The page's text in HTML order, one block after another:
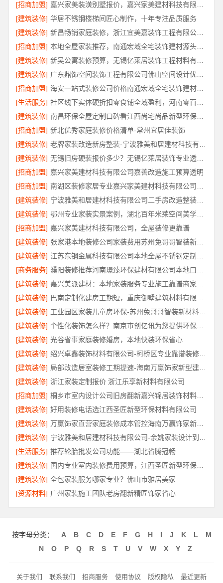
[招商加盟]
[建筑装修] 华居不锈钢楼梯间匠心制作，十年专注品质服务
[建筑装修]
新昌畅销家庭装修，浙江宜美嘉装饰工程有限公司品质保障
[招商加盟]
本地全屋家装推荐，南通宏域全宅装饰建材源头品控保障
[建筑装修]
[建筑装修]
广东鼎饰空间装饰工程有限公司佛山空间设计优惠活动
[招商加盟]
海安一站式装修公司价格南通宏域全宅装饰建材有限公司
[生活服务]
[建筑装修]
南昌环保全屋定制口碑看江西尚宅尚品新型环保材料有限公司
[招商加盟] 新北优秀家庭装修价格清单-常州宜居佳装饰
[建筑装修]
[建筑装修]
无锡旧房硬装报价多少？无锡亿莱居装饰专业透明报价
[招商加盟] 嘉兴家美建材科技有限公司嘉善改造施工预算透明
[招商加盟]
[建筑装修]
宁波雅美和居建材科技有限公司二手房改造整装服务
[建筑装修]
鄂州专业家装实景案例，湖北百年米莱空间美学装饰材料有限公司
[招商加盟] 嘉兴家美建材科技有限公司，全屋装修更靠谱
[建筑装修]
张家港本地装修公司家装费用苏州兔哥哥智装新材料有限公司省心
[建筑装修]
[商务服务]
[建筑装修]
[建筑装修]
[建筑装修]
工业园区家装儿童房环保-苏州兔哥哥智装新材料有限公司
[建筑装修]
个性化装饰怎么样？南京市创亿讯为您提供环保全包方案
[建筑装修] 光谷省事家庭装修婚房，本地快装环保省心
[建筑装修]
绍兴卓鑫装饰材料有限公司-柯桥区专业靠谱装修自有施工队
[建筑装修]
局部改造居室装修工期提速-海南万赢饰家新型建筑材料有限公司
[建筑装修] 浙江家装定制报价 浙江乐享新材料有限公司
[招商加盟]
桐乡市室内设计公司旧房翻新嘉兴锦居装饰材料有限公司
[建筑装修] 好用装修电话选江西圣匠新型环保材料有限公司
[建筑装修]
万赢饰家直营家庭装修成本管控海南万赢饰家新型建筑材料有限公司
[建筑装修]
[生活服务] 推荐轮胎批发公司功能——湖北省腾冠畅
[建筑装修]
国内专业室内装修费用预算，江西圣匠新型环保材料有限公司
[建筑装修] 全包家装服务哪家专业？佛山市雅居美家
[资源材料] 广州家装施工团队老房翻新精匠饰家省心
按字母分类： A B C D E F G H I J K L
M
N
O P Q R S T U V W X Y Z
关于我们 联系我们 招商服务 使用协议 版权隐私 最近更新